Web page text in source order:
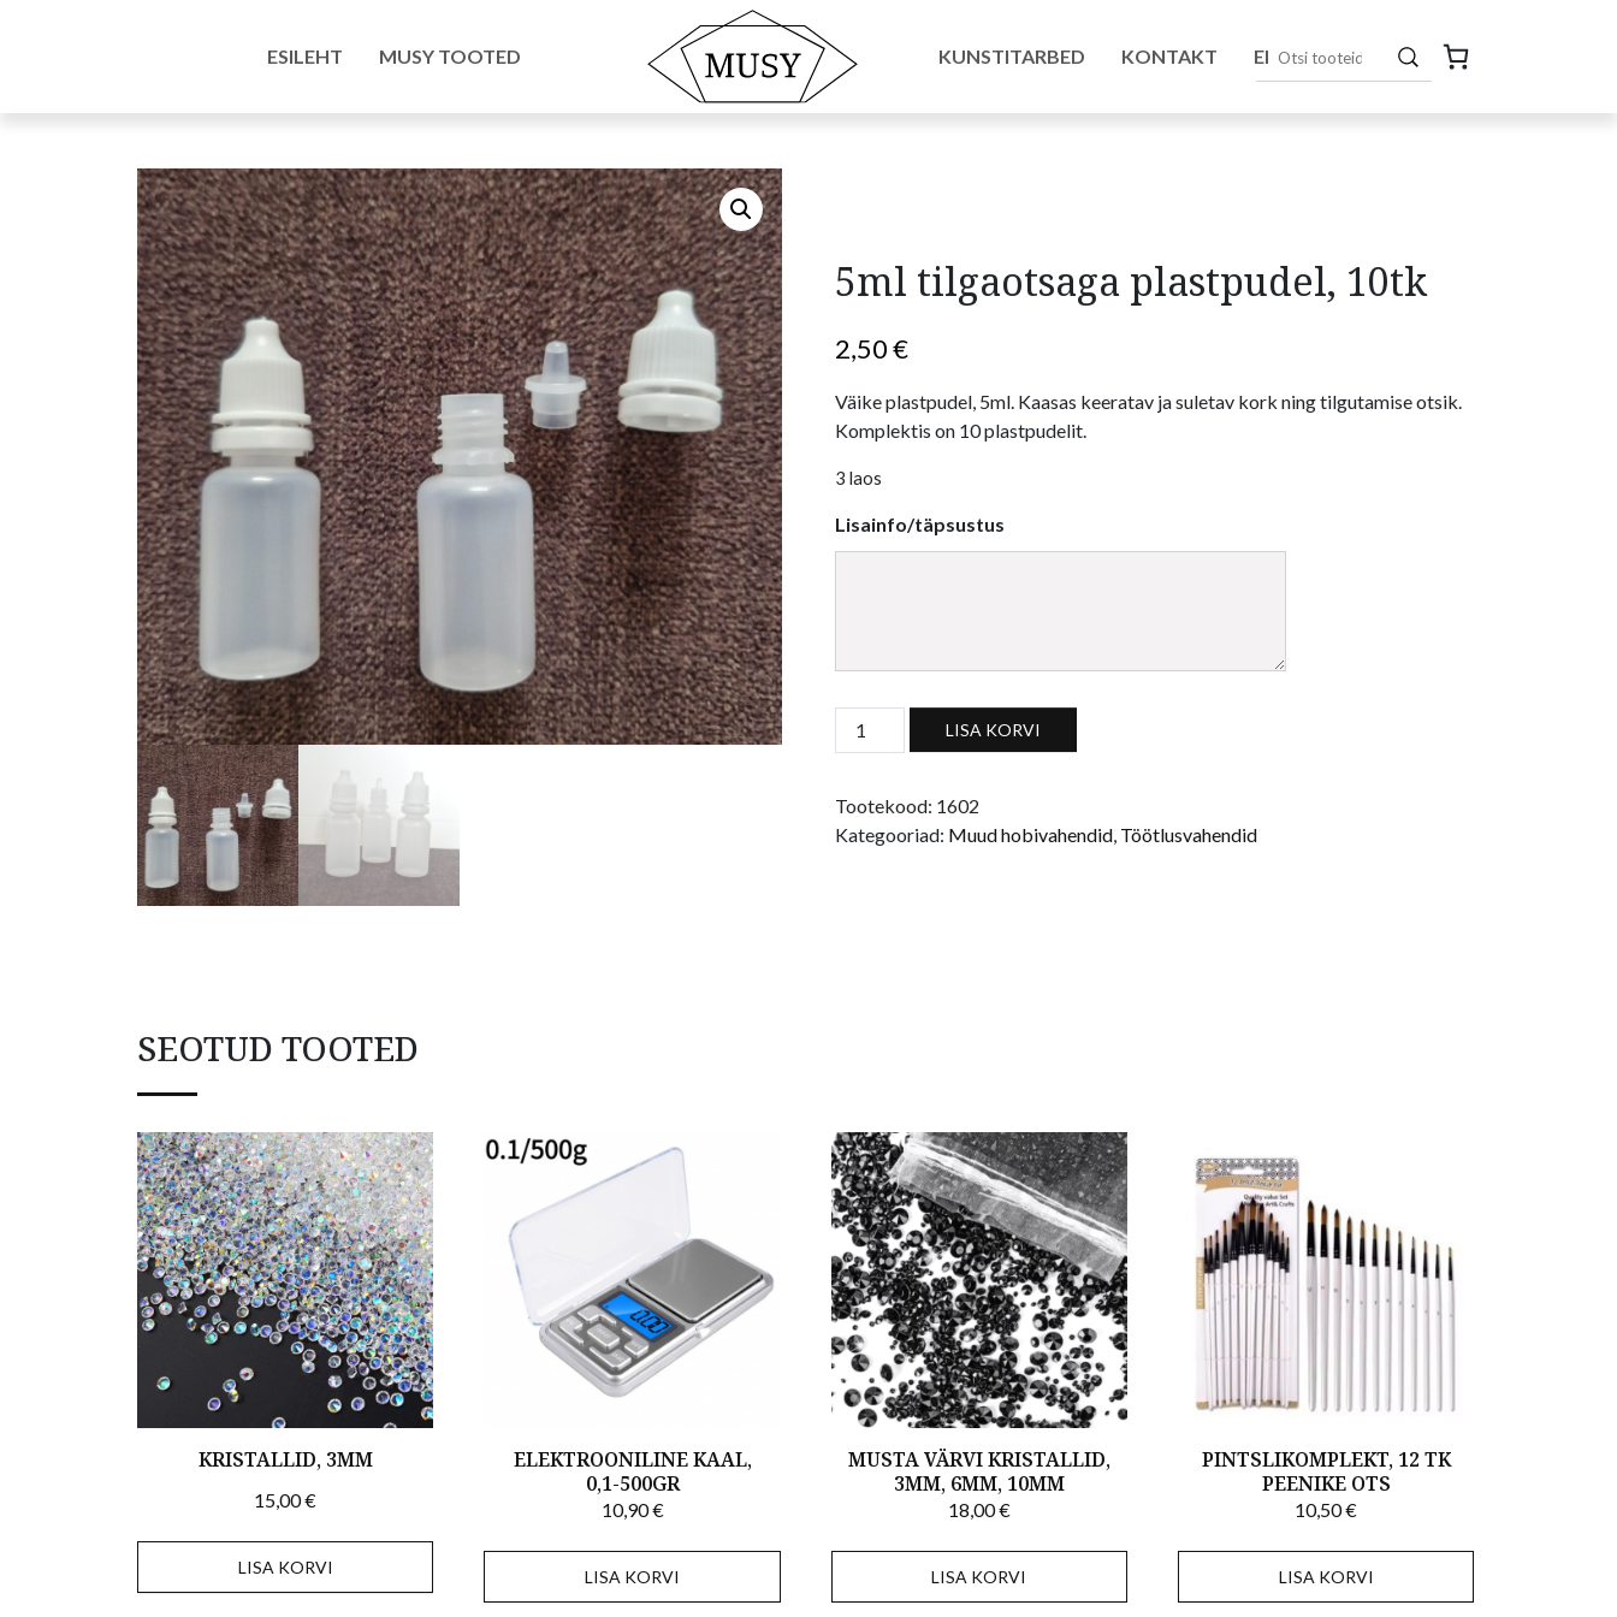
ESILEHT MUSY TOOTED KUNSTITARBED KONTAKT EN
/ 5ml tilgaotsaga plastpudel, 10tk
5ml tilgaotsaga plastpudel, 10tk
2,50€
Väike plastpudel, 5ml. Kaasas keeratav ja suletav kork ning tilgutamise otsik.
Komplektis on 10 plastpudelit.
3 laos
Lisainfo/täpsustus
5ml tilgaotsaga plastpudel, 10tk kogus
LISA KORVI
Tootekood: 1602
Kategooriad: Muud hobivahendid, Töötlusvahendid
SEOTUD TOOTED
KRISTALLID, 3MM
15,00€
LISA KORVI
ELEKTROONILINE KAAL,
0,1-500GR
10,90€
LISA KORVI
MUSTA VÄRVI KRISTALLID,
3MM, 6MM, 10MM
18,00€
LISA KORVI
PINTSLIKOMPLEKT, 12 TK
PEENIKE OTS
10,50€
LISA KORVI